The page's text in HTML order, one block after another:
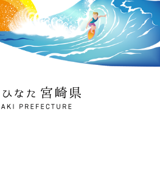
た 宮崎県
PREFECTURE